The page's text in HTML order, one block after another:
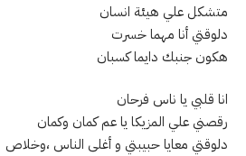
متشكل علي هيئة انسان
دلوقتي أنا مهما خسرت
هكون جنبك دايما كسبان
انا قلبي يا ناس فرحان
رقصني علي المزيكا يا عم كمان وكمان
دلوقتي معايا حبيبتي و أغلى الناس ،وخلاص